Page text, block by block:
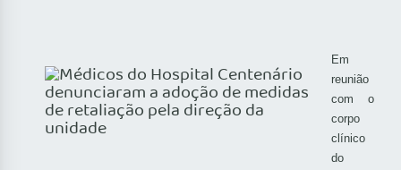
Em
reunião
com o
corpo
clínico
do